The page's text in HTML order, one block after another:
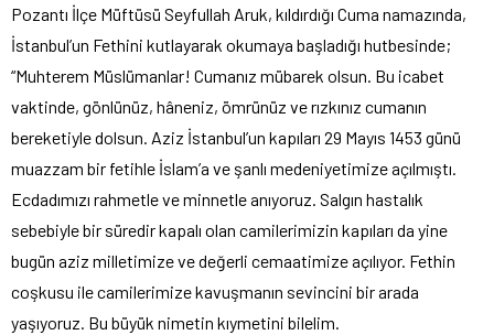
Pozantı İlçe Müftüsü Seyfullah Aruk, kıldırdığı Cuma namazında,
İstanbul’un Fethini kutlayarak okumaya başladığı hutbesinde;
“Muhterem Müslümanlar! Cumanız mübarek olsun. Bu icabet
vaktinde, gönlünüz, hâneniz, ömrünüz ve rızkınız cumanın
bereketiyle dolsun. Aziz İstanbul’un kapıları 29 Mayıs 1453 günü
muazzam bir fetihle İslam’a ve şanlı medeniyetimize açılmıştı.
Ecdadımızı rahmetle ve minnetle anıyoruz. Salgın hastalık
sebebiyle bir süredir kapalı olan camilerimizin kapıları da yine
bugün aziz milletimize ve değerli cemaatimize açılıyor. Fethin
coşkusu ile camilerimize kavuşmanın sevincini bir arada
yaşıyoruz. Bu büyük nimetin kıymetini bilelim.